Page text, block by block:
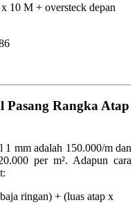
10 M + oversteck depan
Pasang Rangka Atap
1 mm adalah 150.000/m dan
per m². Adapun cara
ringan) + (luas atap x